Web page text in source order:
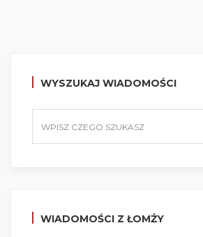
WYSZUKAJ WIADOMOŚCI
WIADOMOŚCI Z ŁOMŻY